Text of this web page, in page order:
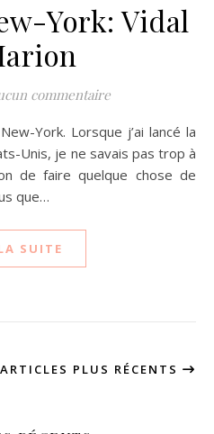
York: Vidal
commentaire
Unis, je ne savais pas trop à
de faire quelque chose de
que…
SUITE
ARTICLES PLUS RÉCENTS